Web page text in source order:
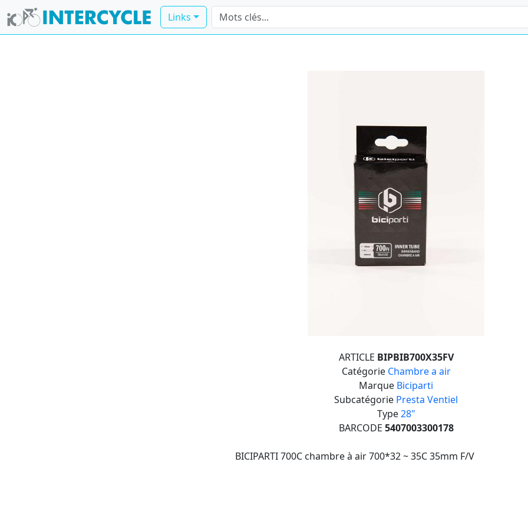
Links
ARTICLE BIPBIB700X35FV
Catégorie Chambre a air
Marque Biciparti
Subcatégorie Presta Ventiel
Type28"
BARCODE 5407003300178
BICIPARTI 700C chambre à air 700*32 ~ 35C 35mm F/V